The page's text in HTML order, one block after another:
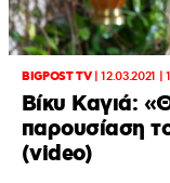
BIGPOST TV|12.03.2021 |
Βίκυ Καγιά:
παρουσίαση
(video)